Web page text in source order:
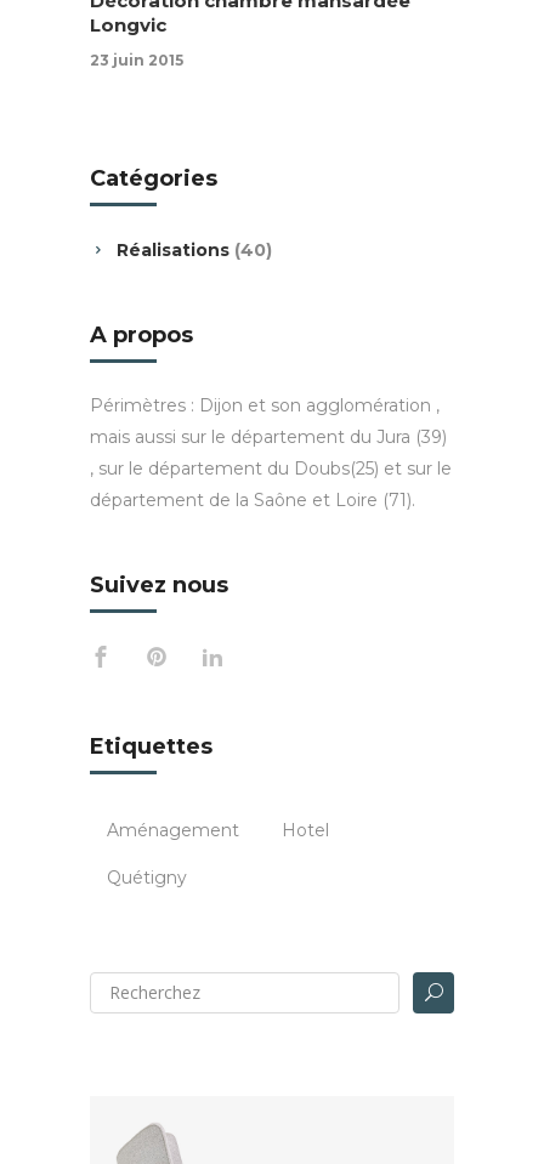
Longvic
23 juin 2015
Catégories
Réalisations (40)
A propos
Périmètres : Dijon et son agglomération ,
mais aussi sur le département du Jura (39)
, sur le département du Doubs(25) et sur le
département de la Saône et Loire (71).
Suivez nous
Etiquettes
Aménagement Hotel
Quétigny